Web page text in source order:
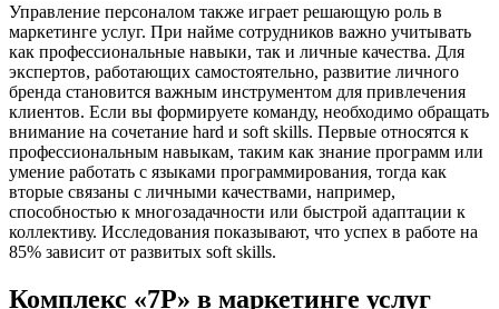
Управление персоналом также играет решающую роль в
маркетинге услуг. При найме сотрудников важно учитывать
как профессиональные навыки, так и личные качества. Для
экспертов, работающих самостоятельно, развитие личного
бренда становится важным инструментом для привлечения
клиентов. Если вы формируете команду, необходимо обращать
внимание на сочетание hard и soft skills. Первые относятся к
профессиональным навыкам, таким как знание программ или
умение работать с языками программирования, тогда как
вторые связаны с личными качествами, например,
способностью к многозадачности или быстрой адаптации к
коллективу. Исследования показывают, что успех в работе на
85% зависит от развитых soft skills.
Комплекс «7P» в маркетинге услуг